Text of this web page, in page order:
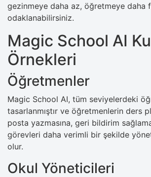
gezinmeye daha az, öğretmeye daha
odaklanabilirsiniz.
Magic School AI
Örnekleri
Öğretmenler
Magic School AI, tüm seviyelerdeki
tasarlanmıştır ve öğretmenlerin ders
posta yazmasına, geri bildirim
görevleri daha verimli bir şekilde
olur.
Okul Yöneticileri